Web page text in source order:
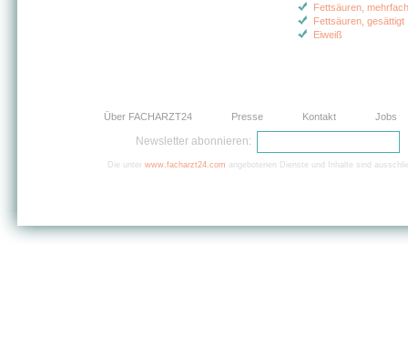
Fettsäuren,
Fettsäuren, gesättigt
Eiweiß
Über FACHARZT24 Presse Kontakt Jobs
Newsletter abonnieren:
Die unter www.facharzt24.com angebotenen Dienste und Inhalte sind